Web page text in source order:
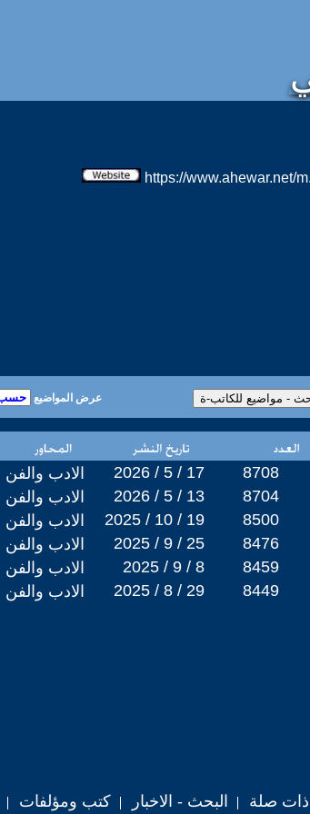
عرض المواضيع
الادب والفن 2026 / 5 / 17 8708
الادب والفن
2026 / 5 / 13 8704
الادب والفن
2025 / 10 / 19 8500
الادب والفن
2025 / 9 / 25 8476
الادب والفن
2025 / 9 / 8 8459
الادب والفن
2025 / 8 / 29 8449
صلة البحث - الاخبار كتب ومؤلفات